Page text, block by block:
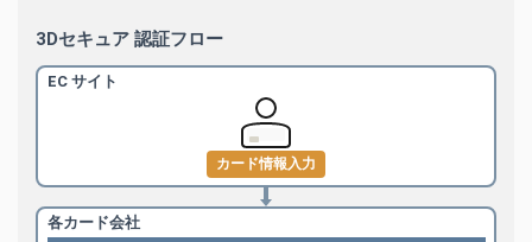
3Dセキュア 認証フロー
EC サイト
カード情報入力
各カード会社